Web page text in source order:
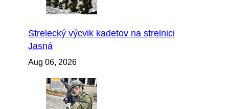
Strelecký výcvik kadetov na strelnici
Jasná
Aug 06, 2026